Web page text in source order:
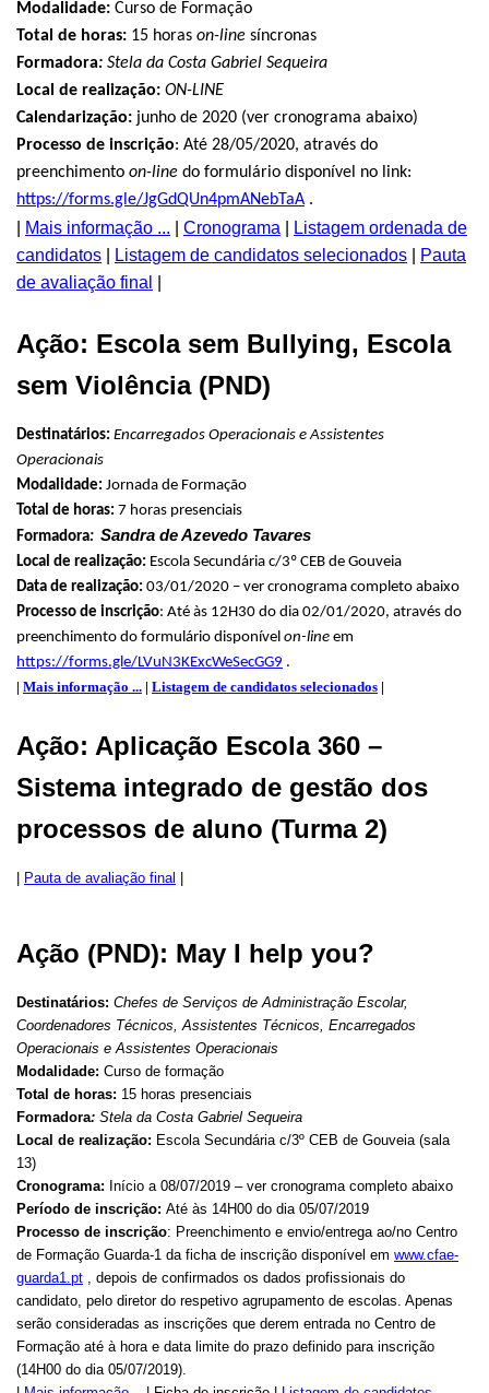
Modalidade: Curso de Formação
Total de horas: 15 horas on-line síncronas
Formadora: Stela da Costa Gabriel Sequeira
Local de realização: ON-LINE
Calendarização: junho de 2020 (ver cronograma abaixo)
Processo de inscrição: Até 28/05/2020, através do
preenchimento on-line do formulário disponível no link:
https://forms.gle/JgGdQUn4pmANebTaA .
Mais informação ... Cronograma
Listagem ordenada de
candidatos
Listagem de candidatos selecionados
Pauta
de avaliação final
Ação: Escola sem Bullying, Escola
sem Violência (PND)
Destinatários: Encarregados Operacionais e Assistentes
Operacionais
Modalidade: Jornada de Formação
Total de horas: 7 horas presenciais
Formadora: Sandra de Azevedo Tavares
Local de realização: Escola Secundária c/3º CEB de Gouveia
Data de realização: 03/01/2020 – ver cronograma completo abaixo
Processo de inscrição: Até às 12H30 do dia 02/01/2020, através do
preenchimento do formulário disponível on-line em
https://forms.gle/LVuN3KExcWeSecGG9 .
| Mais informação ... | Listagem de candidatos selecionados |
Ação: Aplicação Escola 360 –
Sistema integrado de gestão dos
processos de aluno (Turma 2)
Pauta de avaliação final
Ação (PND): May I help you?
Destinatários: Chefes de Serviços de Administração Escolar,
Coordenadores Técnicos, Assistentes Técnicos, Encarregados
Operacionais e Assistentes Operacionais
Modalidade: Curso de formação
Total de horas: 15 horas presenciais
Formadora: Stela da Costa Gabriel Sequeira
Local de realização: Escola Secundária c/3º CEB de Gouveia (sala
13)
Cronograma: Início a 08/07/2019 – ver cronograma completo abaixo
Período de inscrição: Até às 14H00 do dia 05/07/2019
Processo de inscrição: Preenchimento e envio/entrega ao/no Centro
de Formação Guarda-1 da ficha de inscrição disponível em www.cfae-
guarda1.pt , depois de confirmados os dados profissionais do
candidato, pelo diretor do respetivo agrupamento de escolas. Apenas
serão consideradas as inscrições que derem entrada no Centro de
Formação até à hora e data limite do prazo definido para inscrição
(14H00 do dia 05/07/2019).